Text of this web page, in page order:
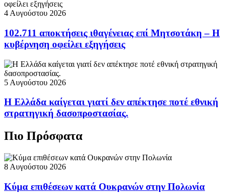
4 Αυγούστου 2026
102.711 αποκτήσεις ιθαγένειας επί Μητσοτάκη – Η
κυβέρνηση οφείλει εξηγήσεις
5 Αυγούστου 2026
Η Ελλάδα καίγεται γιατί δεν απέκτησε ποτέ εθνική
στρατηγική δασοπροστασίας.
Πιο Πρόσφατα
8 Αυγούστου 2026
Κύμα επιθέσεων κατά Ουκρανών στην Πολωνία